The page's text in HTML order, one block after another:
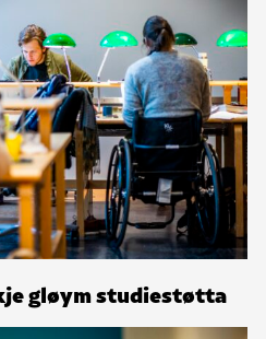
gløym studiestøtta